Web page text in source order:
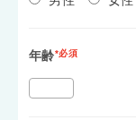
年齢*必須